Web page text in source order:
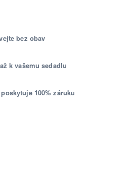
bez obav
k vašemu sedadlu
100% záruku